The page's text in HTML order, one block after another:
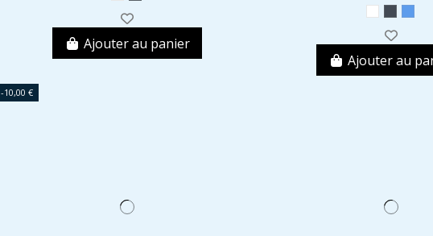
Ajouter au panier
Ajouter au
-10,00 €